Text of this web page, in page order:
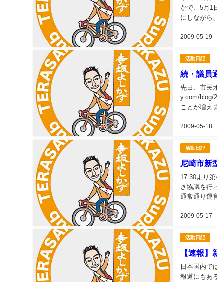
2009-05-19
かで、5月1
にしながら
活動日記
続・議員
2009-05-18
先日、市民
y.com/blog/
ことが増え
活動日記
尼崎市新
2009-05-17
17:30より
き協議を行
通常通り運
活動日記
【速報】
日本国内で
報道にもあ